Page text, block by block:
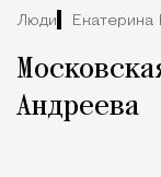
Люди Екатерина
Андреева